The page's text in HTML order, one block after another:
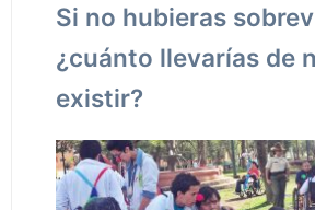
Si no hubieras
¿cuánto llevarías de
existir?